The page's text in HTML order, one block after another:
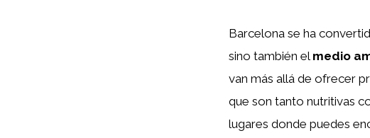
Barcelona se ha
sino también el medio
van más allá de ofrecer
que son tanto nutritivas
lugares donde puedes